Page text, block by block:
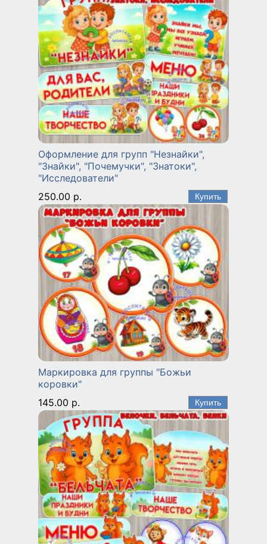
Оформление для групп "Незнайки",
"Знайки", "Почемучки", "Знатоки",
"Исследователи"
250.00 р.
Маркировка для группы "Божьи
коровки"
145.00 р.